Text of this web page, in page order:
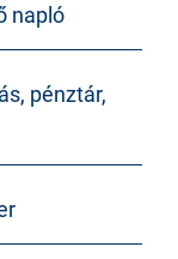
napló
pénztár,